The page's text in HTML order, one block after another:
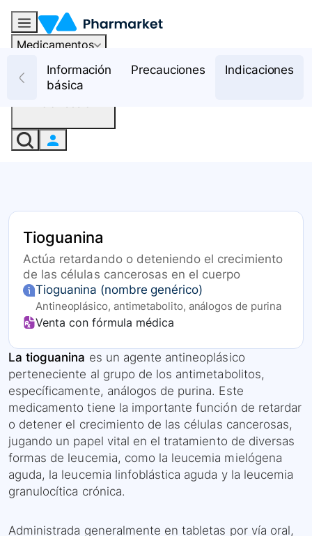
Medicamentos
RecursosInformación
básica
Precauciones Indicaciones
Tioguanina
Actúa retardando o deteniendo el crecimiento
de las células cancerosas en el cuerpo
Tioguanina (nombre genérico)
Antineoplásico, antimetabolito, análogos de purina
Venta con fórmula médica
La tioguanina es un agente antineoplásico
perteneciente al grupo de los antimetabolitos,
específicamente, análogos de purina. Este
medicamento tiene la importante función de retardar
o detener el crecimiento de las células cancerosas,
jugando un papel vital en el tratamiento de diversas
formas de leucemia, como la leucemia mielógena
aguda, la leucemia linfoblástica aguda y la leucemia
granulocítica crónica.
Administrada generalmente en tabletas por vía oral,